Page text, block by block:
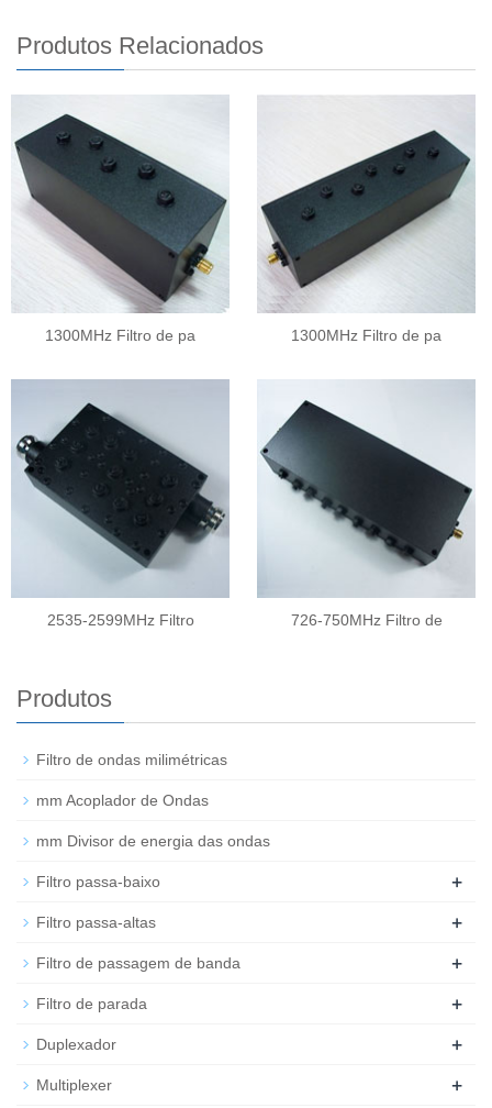
Produtos Relacionados
1300MHz Filtro de pa 1300MHz Filtro de pa
2535-2599MHz Filtro 726-750MHz Filtro de
Produtos
Filtro de ondas milimétricas
mm Acoplador de Ondas
mm Divisor de energia das ondas
Filtro passa-baixo +
Filtro passa-altas +
Filtro de passagem de banda +
Filtro de parada +
Duplexador +
Multiplexer +